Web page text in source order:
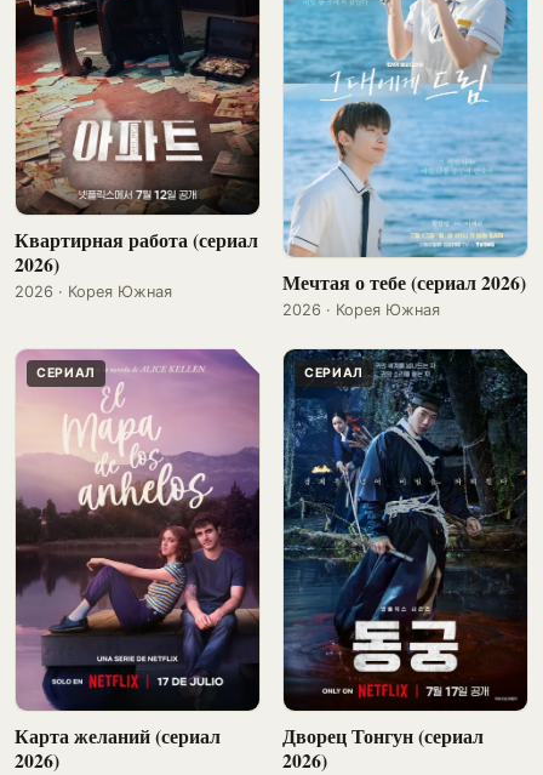
Квартирная работа (сериал
2026)
2026 · Корея Южная Мечтая о тебе (сериал 2026)
2026 · Корея Южная
СЕРИАЛ
Карта желаний (сериал
2026)
СЕРИАЛ
Дворец Тонгун (сериал
2026)